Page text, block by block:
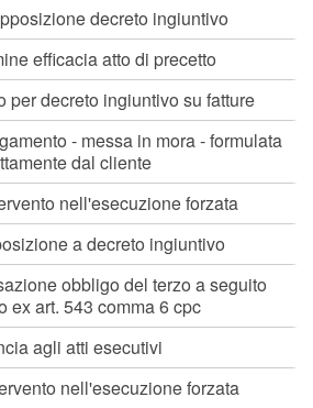
decreto ingiuntivo
efficacia atto di precetto
per decreto ingiuntivo su fatture
- messa in mora - formulata
dal cliente
nell'esecuzione forzata
a decreto ingiuntivo
obbligo del terzo a seguito
ex art. 543 comma 6 cpc
agli atti esecutivi
nell'esecuzione forzata